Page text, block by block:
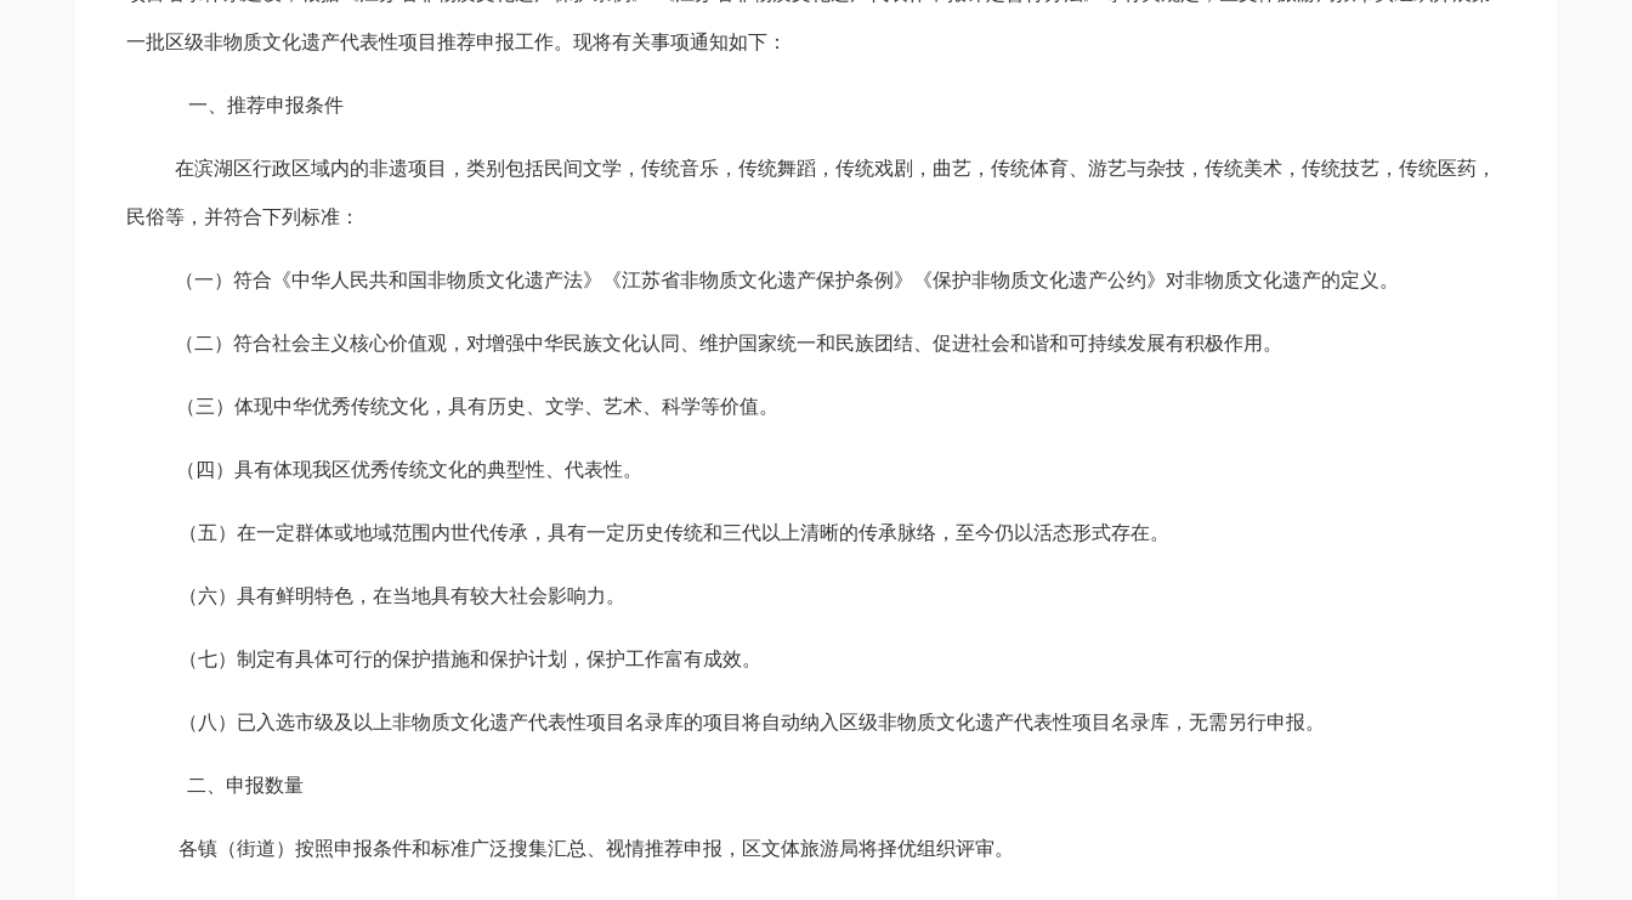
一批区级非物质文化遗产代表性项目推荐申报工作。现将有关事项通知如下：
一 推荐申报条件
在滨湖 区行政区域内的非遗项目， 类别 包括民间文学，传统音乐，传统舞蹈，传统戏剧，曲艺，传统体育、游艺与杂技，传统美术，传统技艺，传统医药，
民俗等，并符合下列标准：
（一）符合《中华人民共和国非物质文化遗产法》《江苏省非物质文化遗产保护条例》《保护非物质文化遗产公约》对非物质文化遗产的定义。
（二）符合社会主义核心价值观，对增强中华民族文化认同、维护国家统一和民族团结、促进社会和谐和可持续发展有积极作用。
（三）体现中华优秀传统文化，具有历史、文学、艺术、科学等价值。
（四）具有体现我区优秀传统文化的典型性、代表性。
（五） 在一定群体或地域范围内世代传承，具有一定历史传统和三代以上清晰的传承脉络，至今仍以活态形式存在。
（六）具有鲜明特色，在当地具有较大社会影响力。
（七）制定有具体可行的保护措施和保护计划，保护工作富有成效。
（八）已入选市级及以上非物质文化遗产代表性项目名录库的项目将自动纳入区级非物质文化遗产代表性项目名录库，无需另行申报。
二、申报数量
各镇（街道） 按照申报条件和标准广泛搜集汇总、 视情推荐申报， 区文体旅游局将择优组织评审。